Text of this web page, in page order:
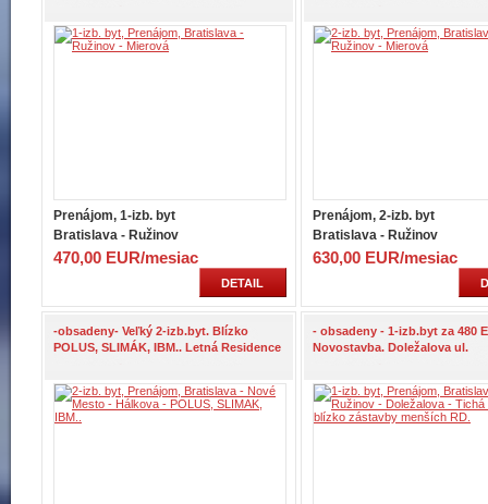
Prenájom, 1-izb. byt
Bratislava - Ružinov
470,00 EUR/mesiac
DETAIL
Prenájom, 2-izb. byt
Bratislava - Ružinov
630,00 EUR/mesiac
-obsadeny- Veľký 2-izb.byt. Blízko
POLUS, SLIMÁK, IBM.. Letná Residence
- obsadeny - 1-izb.byt za 480
Novostavba. Doležalova ul.